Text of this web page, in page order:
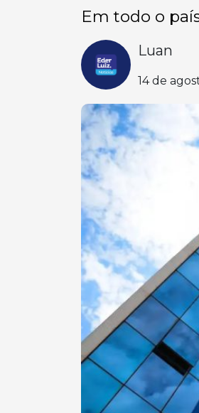
Em todo o
Luan
14 de